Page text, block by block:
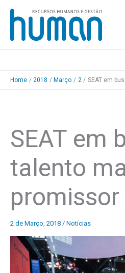
Skip
content
Home 2018 Março 2 SEAT em
SEAT em
talento
promissor
2 de Março, 2018 / Notícias